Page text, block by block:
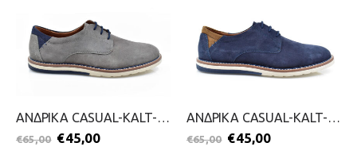
ΑΝΔΡΙΚΑ CASUAL-KALT-2099-0644-ΓΚΡΙ
€65,00 €45,00
ΑΝΔΡΙΚΑ CASUAL-KALT-2099-0644-ΜΠΛΕ
€65,00 €45,00